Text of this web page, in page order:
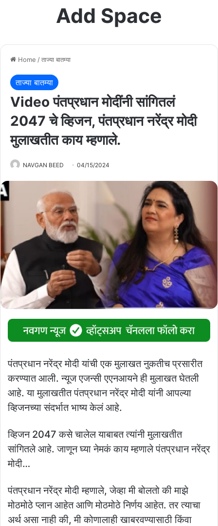
Add Space
Home /ताज्या बातम्या
ताज्या बातम्या
Video पंतप्रधान मोदींनी सांगितलं
2047 चे व्हिजन, पंतप्रधान नरेंद्र मोदी
मुलाखतीत काय म्हणाले.
NAVGAN BEED 04/15/2024
पंतप्रधान नरेंद्र मोदी यांची एक मुलाखत नुकतीच प्रसारीत
करण्यात आली. न्यूज एजन्सी एएनआयने ही मुलाखत घेतली
आहे. या मुलाखतीत पंतप्रधान नरेंद्र मोदी यांनी आपल्या
व्हिजनच्या संदर्भात भाष्य केलं आहे.
व्हिजन 2047 कसे चालेल याबाबत त्यांनी मुलाखतीत
सांगितले आहे. जाणून घ्या नेमकं काय म्हणाले पंतप्रधान नरेंद्र
मोदी…
पंतप्रधान नरेंद्र मोदी म्हणाले, जेव्हा मी बोलतो की माझे
मोठमोठे प्लान आहेत आणि मोठमोठे निर्णय आहेत. तर त्याचा
अर्थ असा नाही की, मी कोणालाही खाबरवण्यासाठी किंवा